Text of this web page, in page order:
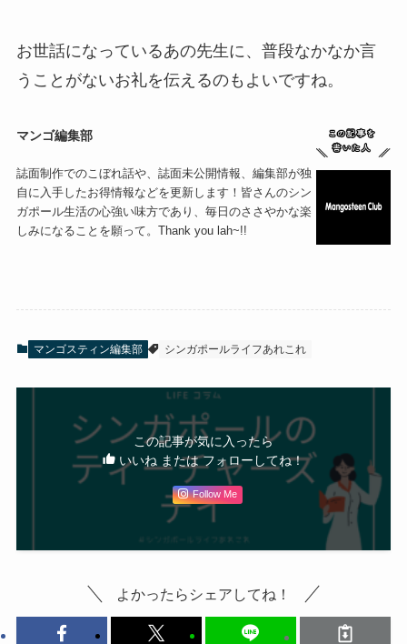
お世話になっているあの先生に、普段なかなか言
うことがないお礼を伝えるのもよいですね。
マンゴ編集部
誌面制作でのこぼれ話や、誌面未公開情報、編集部が独
自に入手したお得情報などを更新します！皆さんのシン
ガポール生活の心強い味方であり、毎日のささやかな楽
しみになることを願って。Thank you lah~!!
マンゴスティン編集部 シンガポールライフあれこれ
この記事が気に入ったら
いいね または フォローしてね！
Follow Me
よかったらシェアしてね！